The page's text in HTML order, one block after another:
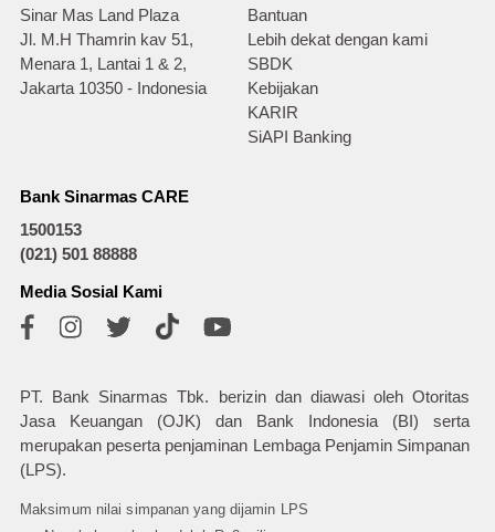
Sinar Mas Land Plaza
Jl. M.H Thamrin kav 51,
Menara 1, Lantai 1 & 2,
Jakarta 10350 - Indonesia
Bantuan
Lebih dekat dengan kami
SBDK
Kebijakan
KARIR
SiAPI Banking
Bank Sinarmas CARE
1500153
(021) 501 88888
Media Sosial Kami
PT. Bank Sinarmas Tbk. berizin dan diawasi oleh Otoritas
Jasa Keuangan (OJK) dan Bank Indonesia (BI) serta
merupakan peserta penjaminan Lembaga Penjamin Simpanan
(LPS).
Maksimum nilai simpanan yang dijamin LPS